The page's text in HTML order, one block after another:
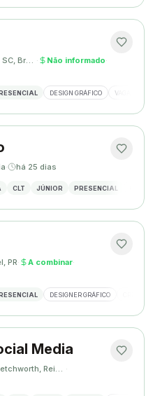
Palhoça, SC, Brasil · Não informado·
DESIGN GRÁFICO VAGA
· há 25 dias
CLT JÚNIOR PRESENCIAL
PR· A combinar·
DESIGNER GRÁFICO
Media
Letchworth, Reino Unido ·